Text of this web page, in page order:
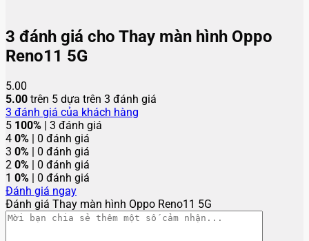
3 đánh giá cho Thay màn hình Oppo
Reno11 5G
5.00
5.00 trên 5 dựa trên 3 đánh giá
3 đánh giá của khách hàng
5 100% | 3 đánh giá
4 0% | 0 đánh giá
3 0% | 0 đánh giá
2 0% | 0 đánh giá
1 0% | 0 đánh giá
Đánh giá ngay
Đánh giá Thay màn hình Oppo Reno11 5G